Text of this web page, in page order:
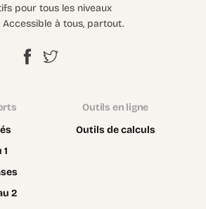
pour tous les niveaux
Accessible à tous, partout.
2
Outils en ligne
Outils de calculs